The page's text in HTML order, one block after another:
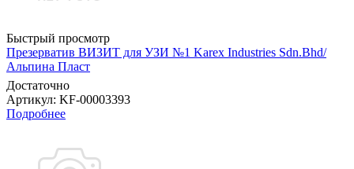
Быстрый просмотр
Презерватив ВИЗИТ для УЗИ №1 Karex Industries Sdn.Bhd/
Альпина Пласт
Достаточно
Артикул: KF-00003393
Подробнее